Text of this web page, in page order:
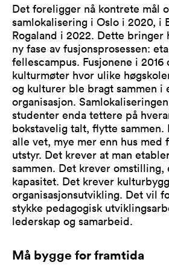
Det foreligger nå kontrete mål
samlokalisering i Oslo i 2020, i
Rogaland i 2022. Dette bringer
ny fase av fusjonsprosessen:
fellescampus. Fusjonene i 2016
kulturmøter hvor ulike
og kulturer ble bragt sammen i
organisasjon.
studenter enda tettere på
bokstavelig talt, flytte sammen.
alle vet, mye mer enn hus med
utstyr. Det krever at man
sammen. Det krever
kapasitet. Det krever
organisasjonsutvikling. Det vil
stykke pedagogisk
lederskap og samarbeid.
Må bygge for framtida